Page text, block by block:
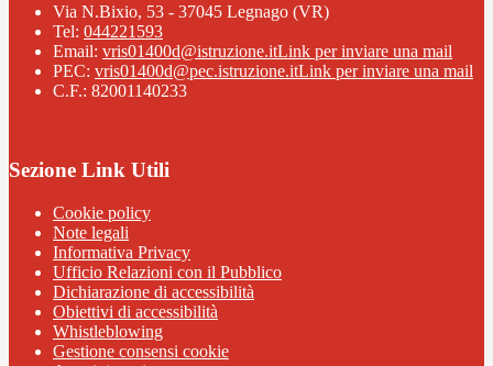
Via N.Bixio, 53 - 37045 Legnago (VR)
Tel: 044221593
Email: vris01400d@istruzione.itLink per inviare una mail
PEC: vris01400d@pec.istruzione.itLink per inviare una mail
C.F.: 82001140233
Sezione Link Utili
Cookie policy
Note legali
Informativa Privacy
Ufficio Relazioni con il Pubblico
Dichiarazione di accessibilità
Obiettivi di accessibilità
Whistleblowing
Gestione consensi cookie